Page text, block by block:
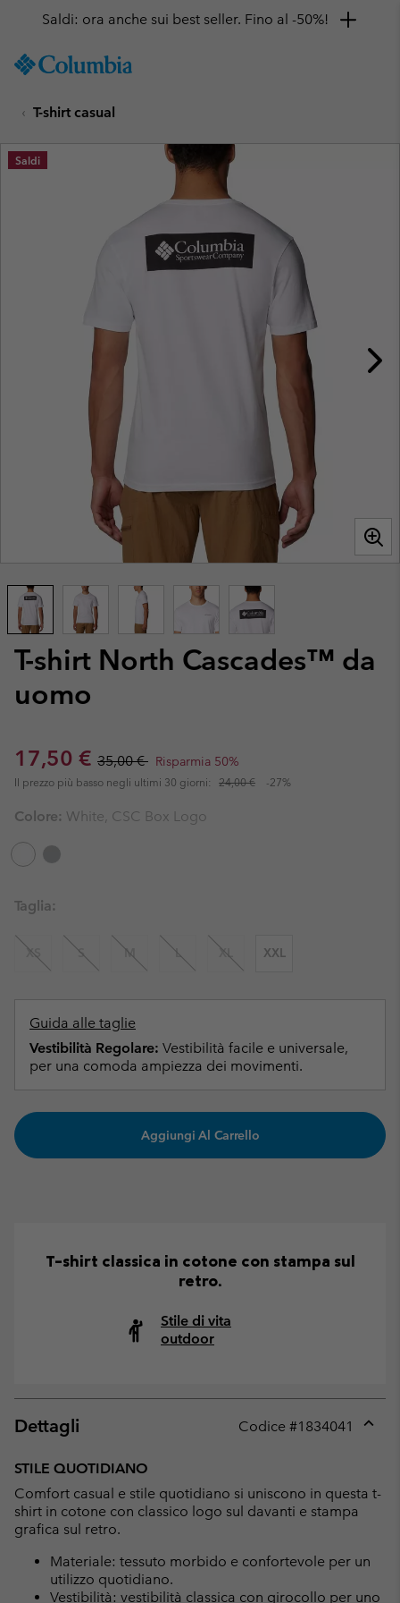
TO
SKIP
MAIN
NAV
Saldi: ora anche sui best seller. Fino al -50%!
T-shirt casual
T-shirt North Cascades™ da
uomo
Sale price:
17,50 € Regular price:
35,00 € Risparmia 50%
Il prezzo più basso negli ultimi 30 giorni: 24,00 € -27%
Saldi
Colore: White, CSC Box Logo
Taglia:
XS S M L XL XXL
Guida alle taglie
Vestibilità Regolare: Vestibilità facile e universale,
per una comoda ampiezza dei movimenti.
Aggiungi Al Carrello
T-shirt classica in cotone con stampa sul
retro.
Stile di vita
outdoor
Dettagli Codice #1834041
STILE QUOTIDIANO
Comfort casual e stile quotidiano si uniscono in questa t-
shirt in cotone con classico logo sul davanti e stampa
grafica sul retro.
Materiale: tessuto morbido e confortevole per un
utilizzo quotidiano.
Vestibilità: vestibilità classica con girocollo per uno